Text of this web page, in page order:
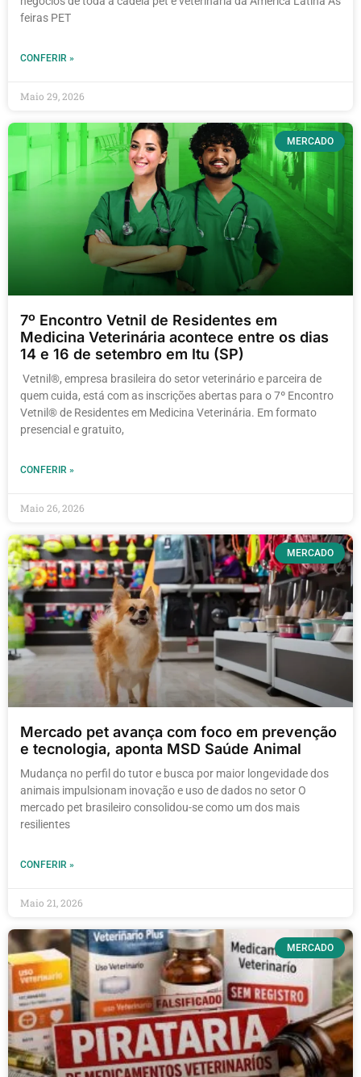
feiras PET
CONFERIR »
Maio 29, 2026
MERCADO
7º Encontro Vetnil de Residentes em
Medicina Veterinária acontece entre os dias
14 e 16 de setembro em Itu (SP)
Vetnil®, empresa brasileira do setor veterinário e parceira de
quem cuida, está com as inscrições abertas para o 7º Encontro
Vetnil® de Residentes em Medicina Veterinária. Em formato
presencial e gratuito,
CONFERIR »
Maio 26, 2026
MERCADO
Mercado pet avança com foco em prevenção
e tecnologia, aponta MSD Saúde Animal
Mudança no perfil do tutor e busca por maior longevidade dos
animais impulsionam inovação e uso de dados no setor O
mercado pet brasileiro consolidou-se como um dos mais
resilientes
CONFERIR »
Maio 21, 2026
MERCADO